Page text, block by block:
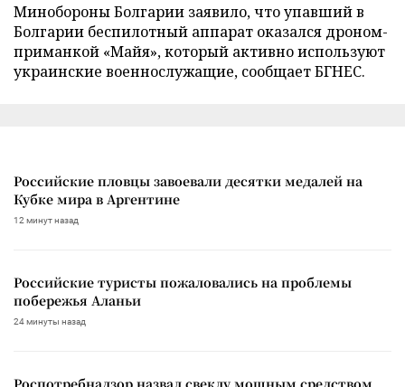
Минобороны Болгарии заявило, что упавший в
Болгарии беспилотный аппарат оказался дроном-
приманкой «Майя», который активно используют
украинские военнослужащие, сообщает БГНЕС.
Российские пловцы завоевали десятки медалей на
Кубке мира в Аргентине
12 минут назад
Российские туристы пожаловались на проблемы
побережья Аланьи
24 минуты назад
Роспотребнадзор назвал свеклу мощным средством